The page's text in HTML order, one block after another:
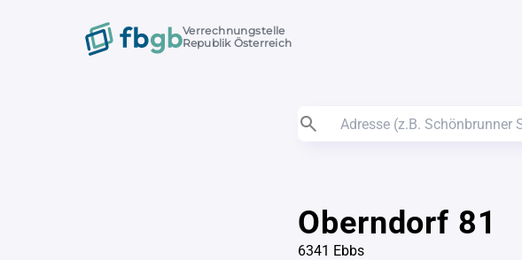
Verrechnungstelle
Republik Österreich
Oberndorf 81
6341 Ebbs